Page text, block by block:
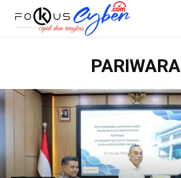
PARIWARA